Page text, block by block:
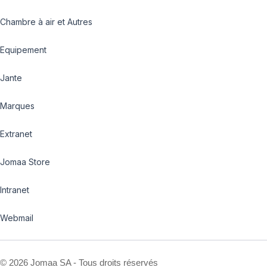
Chambre à air et Autres
Equipement
Jante
Marques
Extranet
Jomaa Store
Intranet
Webmail
© 2026 Jomaa SA - Tous droits réservés